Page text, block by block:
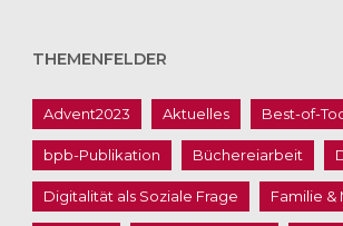
THEMENFELDER
Advent2023 Aktuelles Best-of-
bpb-Publikation Büchereiarbeit
Digitalität als Soziale Frage Familie &